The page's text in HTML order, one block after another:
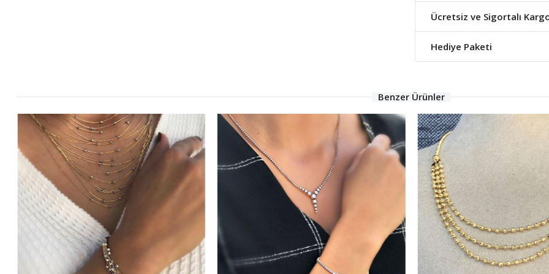
Ücretsiz ve Sigortalı
Hediye Paketi
Benzer Ürünler